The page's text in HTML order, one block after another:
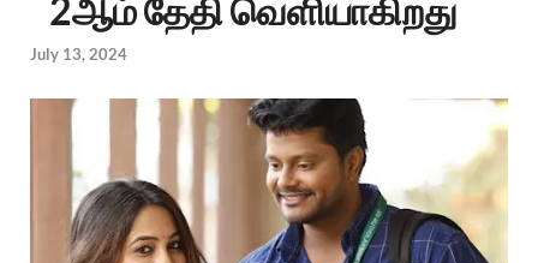
2ஆம் தேதி வெளியாகிறது
July 13, 2024